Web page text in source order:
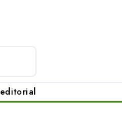
editorial